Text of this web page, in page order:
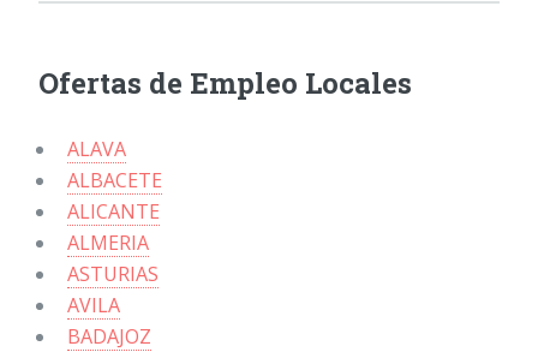
Ofertas de Empleo Locales
ALAVA
ALBACETE
ALICANTE
ALMERIA
ASTURIAS
AVILA
BADAJOZ